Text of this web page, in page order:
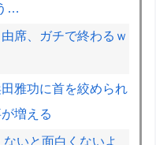
…
席、ガチで終わるｗ
雅功に首を絞められ
増える
いと面白くないよ